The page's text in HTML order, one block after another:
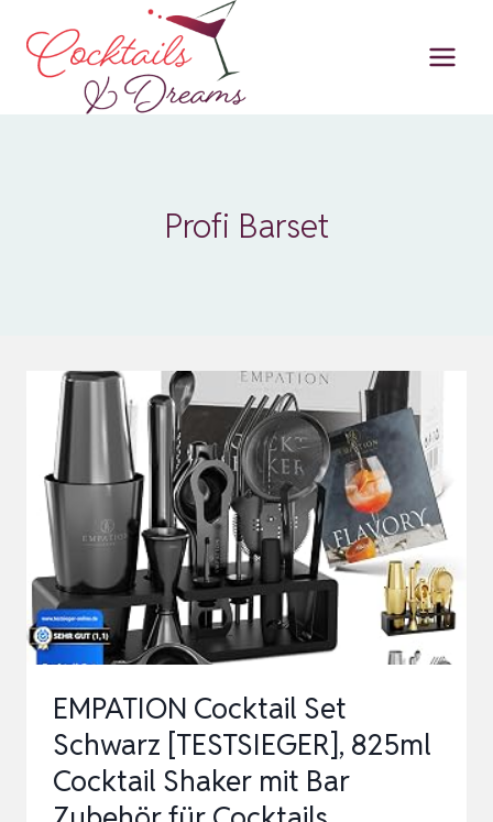
Inhalt
springen
Profi Barset
EMPATION Cocktail Set
Schwarz [TESTSIEGER], 825ml
Cocktail Shaker mit Bar